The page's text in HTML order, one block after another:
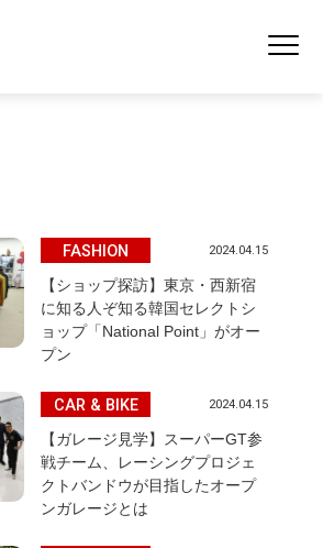
FASHION 2024.04.15
【ショップ探訪】東京・西新宿
に知る人ぞ知る韓国セレクトシ
ョップ「National Point」がオー
プン
CAR & BIKE 2024.04.15
【ガレージ見学】スーパーGT参
戦チーム、レーシングプロジェ
クトバンドウが目指したオープ
ンガレージとは